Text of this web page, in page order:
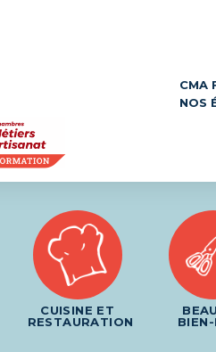
CMA
NOS
CUISINE ET
RESTAURATION